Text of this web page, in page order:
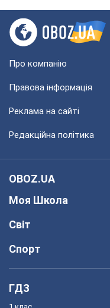
Про компанію
Правова інформація
Реклама на сайті
Редакційна політика
OBOZ.UA
Моя Школа
Світ
Спорт
ГДЗ